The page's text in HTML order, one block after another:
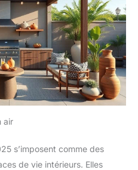
air
s’imposent comme des
de vie intérieurs. Elles